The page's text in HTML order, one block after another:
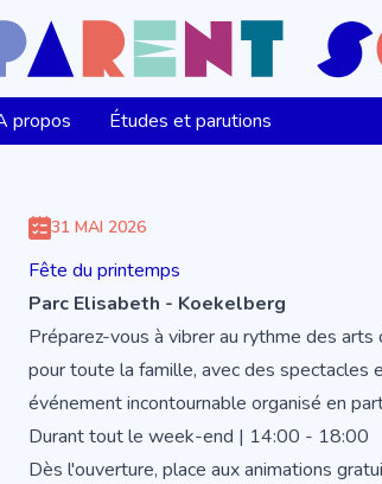
propos Études et parutions
31 MAI 2026
Fête du printemps
Parc Elisabeth - Koekelberg
Préparez-vous à vibrer au rythme des arts
pour toute la famille, avec des spectacles
événement incontournable organisé en
Durant tout le week-end | 14:00 - 18:00
Dès l'ouverture, place aux animations